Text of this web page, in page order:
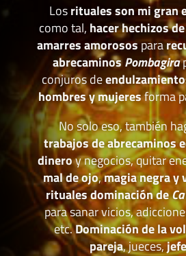
Losrituales son mi gran
como tal, hacer hechizos
amarres amorosospara
abrecaminosPombagira
conjuros de
hombres y mujeresforma
No solo eso, también
trabajos de abrecaminos
dineroy negocios, quitar
mal de ojo,magia negra y
rituales dominación de
para sanar vicios,
etc.Dominación de la
pareja, jueces,